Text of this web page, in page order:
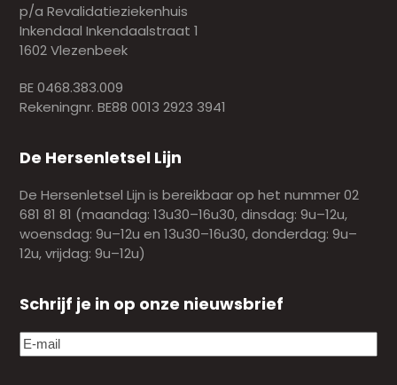
p/a Revalidatieziekenhuis
Inkendaal Inkendaalstraat 1
1602 Vlezenbeek
BE 0468.383.009
Rekeningnr. BE88 0013 2923 3941
De Hersenletsel Lijn
De Hersenletsel Lijn is bereikbaar op het nummer 02
681 81 81 (maandag: 13u30–16u30, dinsdag: 9u–12u,
woensdag: 9u–12u en 13u30–16u30, donderdag: 9u–
12u, vrijdag: 9u–12u)
Schrijf je in op onze nieuwsbrief
E-
mail(Vereist)